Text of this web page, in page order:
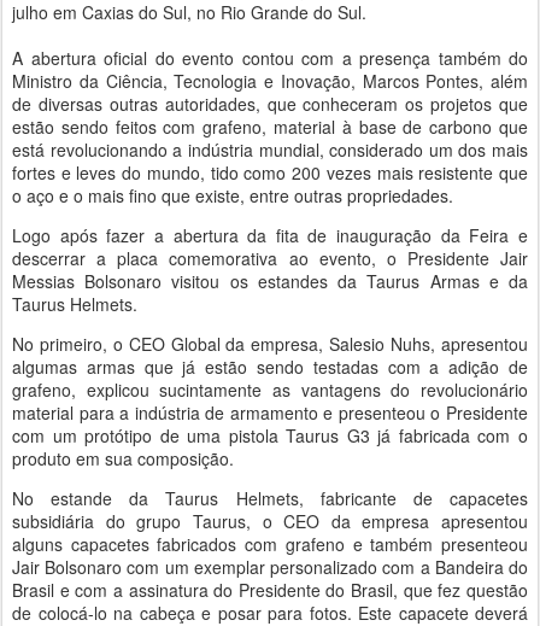
julho em Caxias do Sul, no Rio Grande do Sul.
A abertura oficial do evento contou com a presença também do
Ministro da Ciência, Tecnologia e Inovação, Marcos Pontes, além
de diversas outras autoridades, que conheceram os projetos que
estão sendo feitos com grafeno, material à base de carbono que
está revolucionando a indústria mundial, considerado um dos mais
fortes e leves do mundo, tido como 200 vezes mais resistente que
o aço e o mais fino que existe, entre outras propriedades.
Logo após fazer a abertura da fita de inauguração da Feira e
descerrar a placa comemorativa ao evento, o Presidente Jair
Messias Bolsonaro visitou os estandes da Taurus Armas e da
Taurus Helmets.
No primeiro, o CEO Global da empresa, Salesio Nuhs, apresentou
algumas armas que já estão sendo testadas com a adição de
grafeno, explicou sucintamente as vantagens do revolucionário
material para a indústria de armamento e presenteou o Presidente
com um protótipo de uma pistola Taurus G3 já fabricada com o
produto em sua composição.
No estande da Taurus Helmets, fabricante de capacetes
subsidiária do grupo Taurus, o CEO da empresa apresentou
alguns capacetes fabricados com grafeno e também presenteou
Jair Bolsonaro com um exemplar personalizado com a Bandeira do
Brasil e com a assinatura do Presidente do Brasil, que fez questão
de colocá-lo na cabeça e posar para fotos. Este capacete deverá